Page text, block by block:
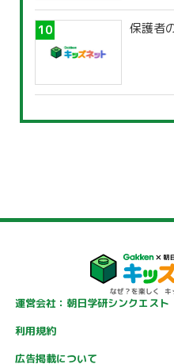
保護者
運営会社：朝日学研シンクエスト
利用規約
広告掲載について